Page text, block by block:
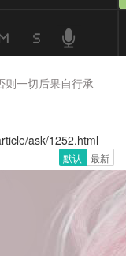
则一切后果自行承
ask/1252.html
默认 最新